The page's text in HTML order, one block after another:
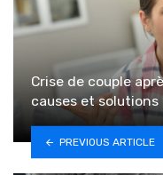
Crise de couple
causes et solutions
PREVIOUS ARTICLE